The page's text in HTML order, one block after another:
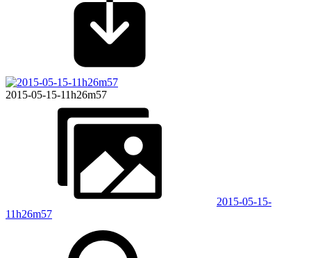
2015-05-15-11h26m57
2015-05-15-
11h26m57